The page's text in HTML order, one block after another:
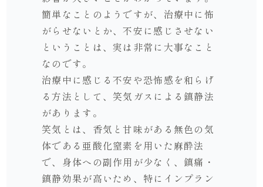
簡単なことのようですが、治療中に怖
がらせないとか、不安に感じさせない
ということは、実は非常に大事なこと
なのです。
治療中に感じる不安や恐怖感を和らげ
る方法として、笑気ガスによる鎮静法
があります。
笑気とは、香気と甘味がある無色の気
体である亜酸化窒素を用いた麻酔法
で、身体への副作用が少なく、鎮痛・
鎮静効果が高いため、特にインプラン